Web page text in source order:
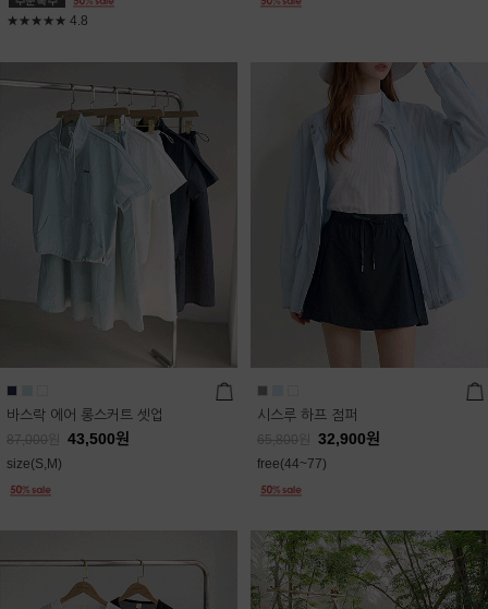
★★★★★ 4.8
바스락 에어 롱스커트 셋업
87,000 43,500원
size(S,M)
시스루 하프 점퍼
65,800 32,900원
free(44~77)